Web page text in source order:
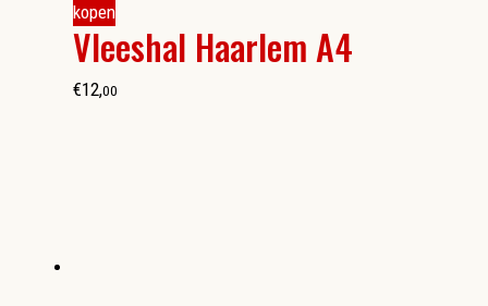
kopen
Vleeshal Haarlem A4
€12,00